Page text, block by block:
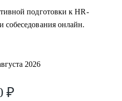
подготовки к HR-
собеседования онлайн.
2026
₽